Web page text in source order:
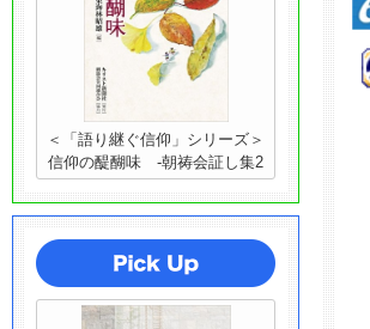
＜「語り継ぐ信仰」シリーズ＞
信仰の醍醐味 -朝祷会証し集2